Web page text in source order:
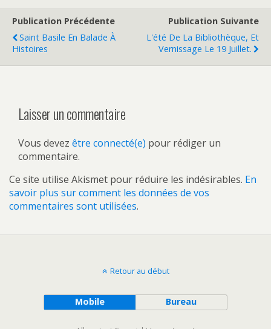
Publication Précédente
Saint Basile En Balade À
Histoires
Publication Suivante
L'été De La Bibliothèque, Et
Vernissage Le 19 Juillet.
Laisser un commentaire
Vous devez être connecté(e) pour rédiger un
commentaire.
Ce site utilise Akismet pour réduire les indésirables. En
savoir plus sur comment les données de vos
commentaires sont utilisées.
Retour au début
Mobile Bureau